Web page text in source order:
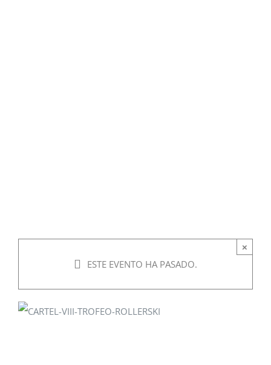
ESTE EVENTO HA PASADO.
×